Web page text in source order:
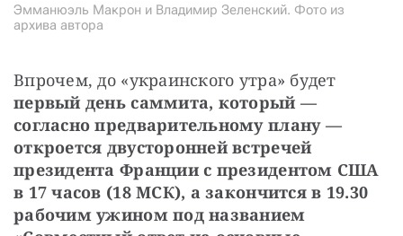
Эмманюэль Макрон и Владимир Зеленский. Фото из
архива автора
первый день саммита, который —
согласно предварительному плану —
откроется двусторонней встречей
президента Франции с президентом США
в 17 часов (18 МСК), а закончится в 19.30
рабочим ужином под названием